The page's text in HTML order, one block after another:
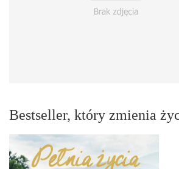
Bestseller, który zmienia